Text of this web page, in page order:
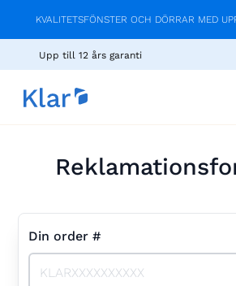
KVALITETSFÖNSTER OCH DÖRRAR MED
Upp till 12 års garanti
Din order #